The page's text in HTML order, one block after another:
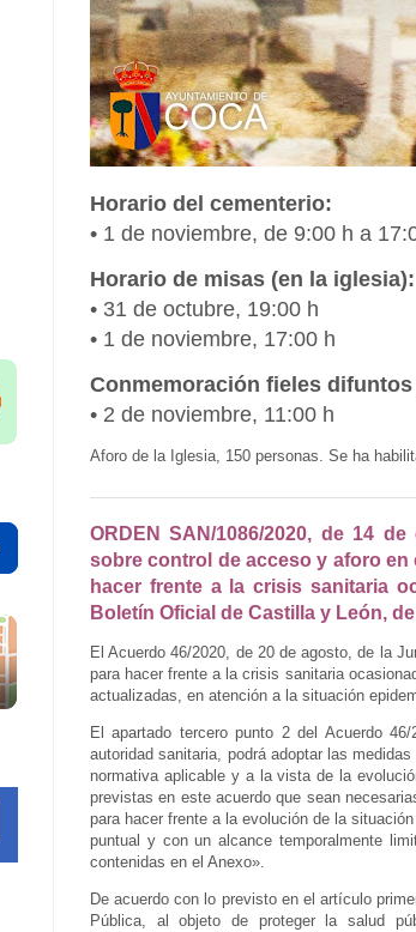
Horario del cementerio:
• 1 de noviembre, de 9:00 h a
Horario de misas (en la iglesia):
• 31 de octubre, 19:00 h
• 1 de noviembre, 17:00 h
Conmemoración fieles difuntos
• 2 de noviembre, 11:00 h
Aforo de la Iglesia, 150 personas. Se ha
ORDEN SAN/1086/2020, de 14
sobre control de acceso y aforo
hacer frente a la crisis sanitaria
Boletín Oficial de Castilla y León,
El Acuerdo 46/2020, de 20 de agosto, de la
para hacer frente a la crisis sanitaria
actualizadas, en atención a la situación
El apartado tercero punto 2 del Acuerdo
autoridad sanitaria, podrá adoptar las
normativa aplicable y a la vista de la
previstas en este acuerdo que sean
para hacer frente a la evolución de la
puntual y con un alcance temporalmente
contenidas en el Anexo».
De acuerdo con lo previsto en el artículo
Pública, al objeto de proteger la salud